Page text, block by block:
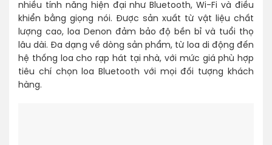
nhiều tính năng hiện đại như Bluetooth, Wi-Fi và điều
khiển bằng giọng nói. Được sản xuất từ vật liệu chất
lượng cao, loa Denon đảm bảo độ bền bỉ và tuổi thọ
lâu dài. Đa dạng về dòng sản phẩm, từ loa di động đến
hệ thống loa cho rạp hát tại nhà, với mức giá phù hợp
tiêu chí chọn loa Bluetooth với mọi đối tượng khách
hàng.